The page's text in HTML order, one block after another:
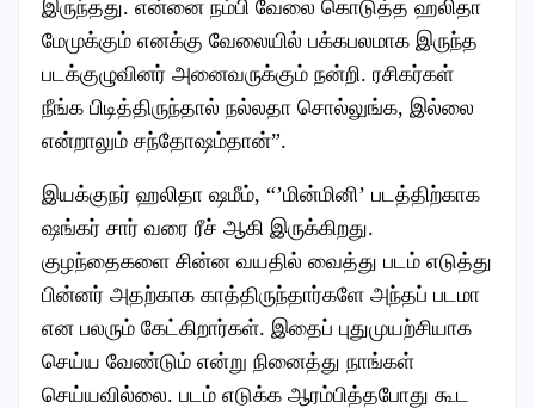
இருந்தது. என்னை நம்பி வேலை கொடுத்த ஹலிதா
மேமுக்கும் எனக்கு வேலையில் பக்கபலமாக இருந்த
படக்குழுவினர் அனைவருக்கும் நன்றி. ரசிகர்கள்
நீங்க பிடித்திருந்தால் நல்லதா சொல்லுங்க, இல்லை
என்றாலும் சந்தோஷம்தான்”.
இயக்குநர் ஹலிதா ஷமீம், “’மின்மினி’ படத்திற்காக
ஷங்கர் சார் வரை ரீச் ஆகி இருக்கிறது.
குழந்தைகளை சின்ன வயதில் வைத்து படம் எடுத்து
பின்னர் அதற்காக காத்திருந்தார்களே அந்தப் படமா
என பலரும் கேட்கிறார்கள். இதைப் புதுமுயற்சியாக
செய்ய வேண்டும் என்று நினைத்து நாங்கள்
செய்யவில்லை. படம் எடுக்க ஆரம்பித்தபோது கூட